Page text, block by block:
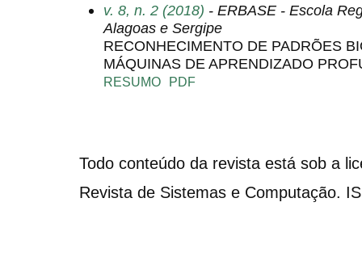
v. 8, n. 2 (2018) - ERBASE - Escola
Alagoas e Sergipe
RECONHECIMENTO DE PADRÕES
MÁQUINAS DE APRENDIZADO
RESUMO PDF
Todo conteúdo da revista está sob a
Revista de Sistemas e Computação.